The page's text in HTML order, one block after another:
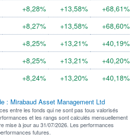
+8,28% +13,58%
+68,61%
+8,27% +13,58%
+68,60%
+8,25% +13,21%
+40,19%
+8,25% +13,21%
+40,20%
+8,24% +13,20% +40,18%
: Mirabaud Asset Management Ltd
entre les fonds qui ne sont pas tous valorisés
et les rangs sont calculés mensuellement
mise à jour au 31/07/2026. Les performances
futures.